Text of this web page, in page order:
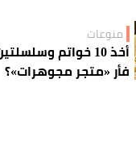
منوعات
أخذ 10 خواتم
فأر «متجر مجوهرات»؟